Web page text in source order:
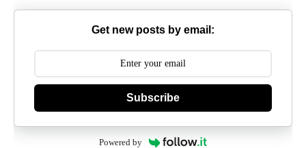
Get new posts by email:
Subscribe
Powered by